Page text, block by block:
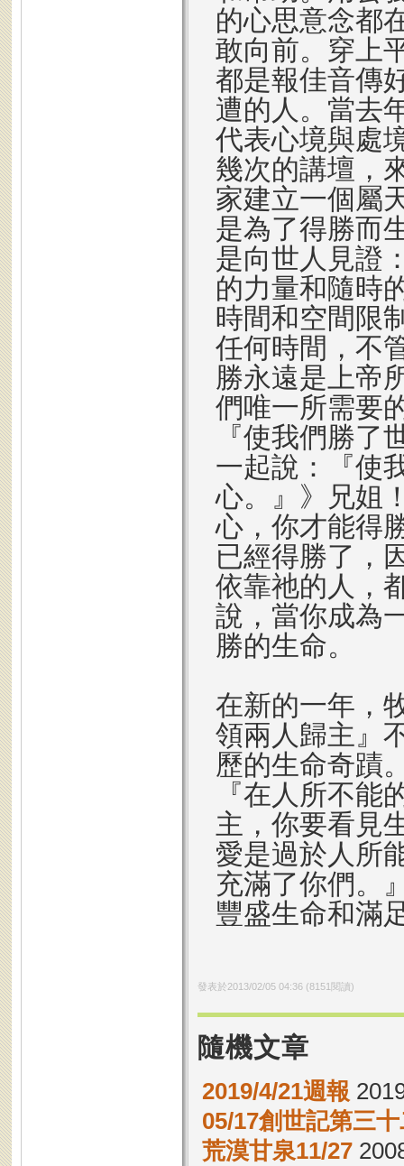
的心思意念都
敢向前。穿上
都是報佳音傳
遭的人。當去
代表心境與處
幾次的講壇，
家建立一個屬
是為了得勝而
是向世人見證
的力量和隨時
時間和空間限
任何時間，不
勝永遠是上帝
們唯一所需要
『使我們勝了
一起說：『使
心。』》兄姐
心，你才能得
已經得勝了，
依靠祂的人，
說，當你成為
勝的生命。
在新的一年，
領兩人歸主』
歷的生命奇蹟
『在人所不能
主，你要看見
愛是過於人所
充滿了你們。
豐盛生命和滿
發表於2013/02/05 04:36(8151 閱讀)
隨機文章
2019/4/21週報
05/17創世記第三
荒漠甘泉11/27